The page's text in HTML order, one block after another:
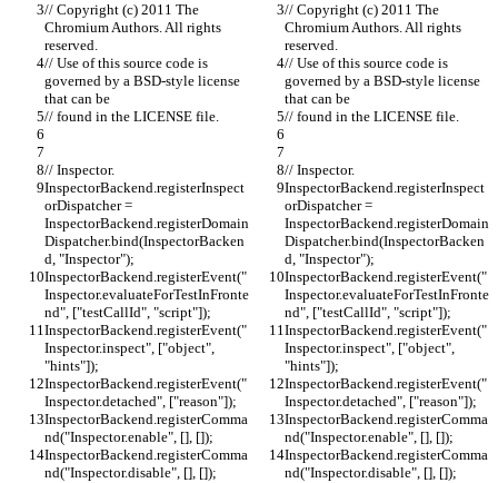
// Copyright (c) 2011 The
Chromium Authors. All rights
reserved.
// Copyright (c) 2011 The
Chromium Authors. All rights
reserved.
// Use of this source code is
governed by a BSD-style license
that can be
// Use of this source code is
governed by a BSD-style license
that can be
// found in the LICENSE file.
// found in the LICENSE file.
// Inspector.
// Inspector.
InspectorBackend.registerInspect
orDispatcher =
InspectorBackend.registerDomain
Dispatcher.bind(InspectorBacken
d, "Inspector");
InspectorBackend.registerInspect
orDispatcher =
InspectorBackend.registerDomain
Dispatcher.bind(InspectorBacken
d, "Inspector");
InspectorBackend.registerEvent("
Inspector.evaluateForTestInFronte
nd", ["testCallId", "script"]);
InspectorBackend.registerEvent("
Inspector.evaluateForTestInFronte
nd", ["testCallId", "script"]);
InspectorBackend.registerEvent("
Inspector.inspect", ["object",
"hints"]);
InspectorBackend.registerEvent("
Inspector.inspect", ["object",
"hints"]);
InspectorBackend.registerEvent("
Inspector.detached", ["reason"]);
InspectorBackend.registerEvent("
Inspector.detached", ["reason"]);
InspectorBackend.registerComma
nd("Inspector.enable", [], []);
InspectorBackend.registerComma
nd("Inspector.enable", [], []);
InspectorBackend.registerComma
nd("Inspector.disable", [], []);
InspectorBackend.registerComma
nd("Inspector.disable", [], []);